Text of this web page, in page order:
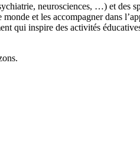
neurosciences, …) et des
et les accompagner dans
qui inspire des activités